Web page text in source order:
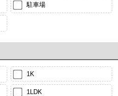
駐車場
1K
1LDK